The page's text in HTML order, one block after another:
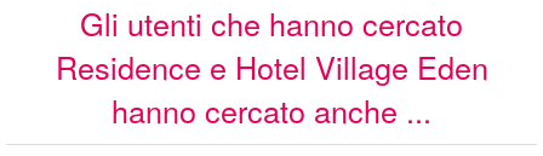
Gli utenti che hanno cercato
Residence e Hotel Village Eden
hanno cercato anche ...